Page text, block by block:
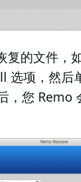
复的文件，
选项，然后
，您 Remo